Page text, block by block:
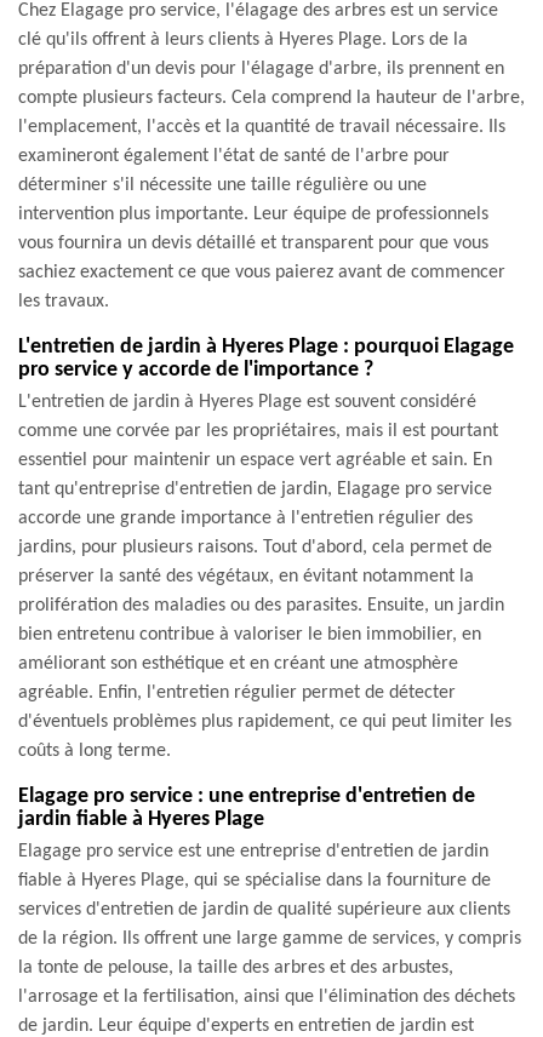
Chez Elagage pro service, l'élagage des arbres est un service
clé qu'ils offrent à leurs clients à Hyeres Plage. Lors de la
préparation d'un devis pour l'élagage d'arbre, ils prennent en
compte plusieurs facteurs. Cela comprend la hauteur de l'arbre,
l'emplacement, l'accès et la quantité de travail nécessaire. Ils
examineront également l'état de santé de l'arbre pour
déterminer s'il nécessite une taille régulière ou une
intervention plus importante. Leur équipe de professionnels
vous fournira un devis détaillé et transparent pour que vous
sachiez exactement ce que vous paierez avant de commencer
les travaux.
L'entretien de jardin à Hyeres Plage : pourquoi Elagage
pro service y accorde de l'importance ?
L'entretien de jardin à Hyeres Plage est souvent considéré
comme une corvée par les propriétaires, mais il est pourtant
essentiel pour maintenir un espace vert agréable et sain. En
tant qu'entreprise d'entretien de jardin, Elagage pro service
accorde une grande importance à l'entretien régulier des
jardins, pour plusieurs raisons. Tout d'abord, cela permet de
préserver la santé des végétaux, en évitant notamment la
prolifération des maladies ou des parasites. Ensuite, un jardin
bien entretenu contribue à valoriser le bien immobilier, en
améliorant son esthétique et en créant une atmosphère
agréable. Enfin, l'entretien régulier permet de détecter
d'éventuels problèmes plus rapidement, ce qui peut limiter les
coûts à long terme.
Elagage pro service : une entreprise d'entretien de
jardin fiable à Hyeres Plage
Elagage pro service est une entreprise d'entretien de jardin
fiable à Hyeres Plage, qui se spécialise dans la fourniture de
services d'entretien de jardin de qualité supérieure aux clients
de la région. Ils offrent une large gamme de services, y compris
la tonte de pelouse, la taille des arbres et des arbustes,
l'arrosage et la fertilisation, ainsi que l'élimination des déchets
de jardin. Leur équipe d'experts en entretien de jardin est